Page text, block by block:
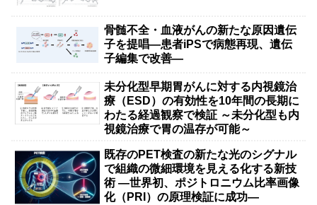
骨髄不全・血液がんの新たな原因遺伝
子を提唱―患者iPSで病態再現、遺伝
子編集で改善―
未分化型早期胃がんに対する内視鏡治
療（ESD）の有効性を10年間の長期に
わたる経過観察で検証 ～未分化型も内
視鏡治療で胃の温存が可能～
既存のPET検査の新たな光のシグナル
で組織の微細環境を見える化する新技
術 ―世界初、ポジトロニウム比率画像
化（PRI）の原理検証に成功―